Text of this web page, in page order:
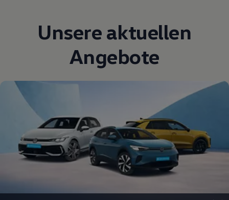
Unsere aktuellen
Angebote